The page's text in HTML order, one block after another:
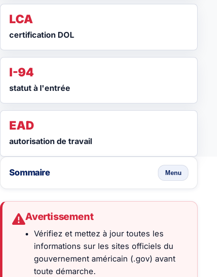
LCA
certification DOL
I-94
statut à l'entrée
EAD
autorisation de travail
Sommaire Menu
Avertissement
Vérifiez et mettez à jour toutes les
informations sur les sites officiels du
gouvernement américain (.gov) avant
toute démarche.